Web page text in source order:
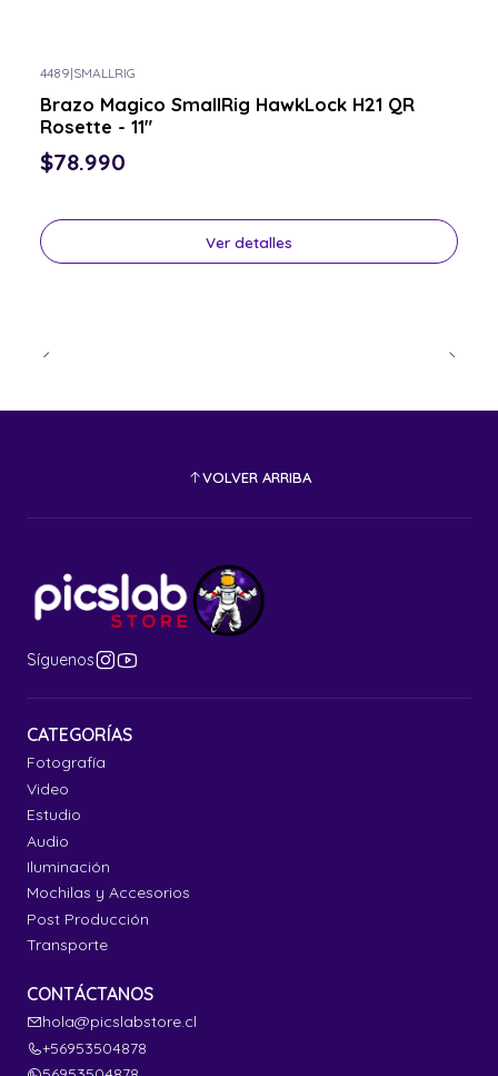
4489|SMALLRIG
Brazo Magico SmallRig HawkLock H21 QR
Rosette - 11"
$78.990
Ver detalles
VOLVER ARRIBA
Síguenos
CATEGORÍAS
Fotografía
Video
Estudio
Audio
Iluminación
Mochilas y Accesorios
Post Producción
Transporte
CONTÁCTANOS
hola@picslabstore.cl
+56953504878